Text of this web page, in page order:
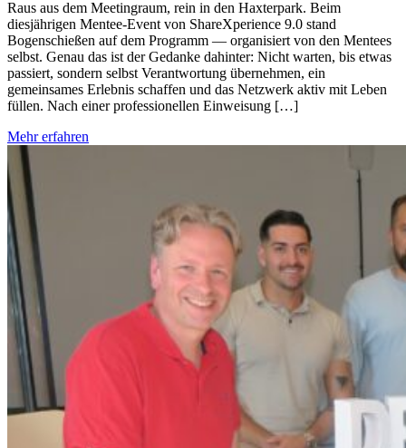
Raus aus dem Meetingraum, rein in den Haxterpark. Beim
diesjährigen Mentee-Event von ShareXperience 9.0 stand
Bogenschießen auf dem Programm — organisiert von den Mentees
selbst. Genau das ist der Gedanke dahinter: Nicht warten, bis etwas
passiert, sondern selbst Verantwortung übernehmen, ein
gemeinsames Erlebnis schaffen und das Netzwerk aktiv mit Leben
füllen. Nach einer professionellen Einweisung […]
Mehr erfahren